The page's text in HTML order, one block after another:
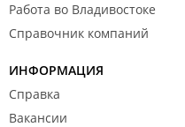
Работа во Владивостоке
Справочник компаний
ИНФОРМАЦИЯ
Справка
Вакансии